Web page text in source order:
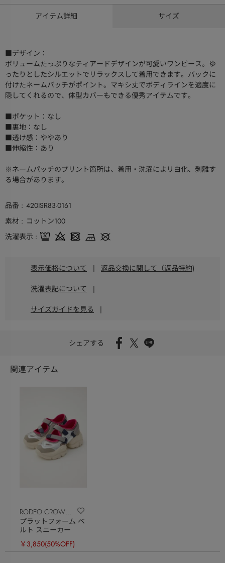
アイテム詳細 サイズ
■デザイン：
ボリュームたっぷりなティアードデザインが可愛いワンピース。ゆ
ったりとしたシルエットでリラックスして着用できます。バックに
付けたネームパッチがポイント。マキシ丈でボディラインを適度に
隠してくれるので、体型カバーもできる優秀アイテムです。
■ポケット：なし
■裏地：なし
■透け感：ややあり
■伸縮性：あり
※ネームパッチのプリント箇所は、着用・洗濯によリ白化、剥離す
る場合があります。
品番
420ISR83-0161
素材
コットン100
洗濯表示
表示価格について | 返品交換に関して（返品特約)
洗濯表記について |
サイズガイドを見る |
シェアする
関連アイテム
RODEO CROWNS
WIDE BOWL
プラットフォーム ベ
ルト スニーカー
￥3,850(50%OFF)